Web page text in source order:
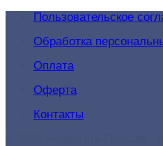
Пользовательское
Обработка
Оплата
Оферта
Контакты